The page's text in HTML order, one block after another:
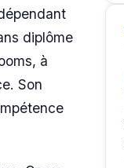
diplôme
à
Son